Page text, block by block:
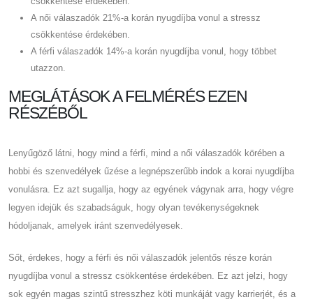
A női válaszadók 21%-a korán nyugdíjba vonul a stressz
csökkentése érdekében.
A férfi válaszadók 14%-a korán nyugdíjba vonul, hogy többet
utazzon.
MEGLÁTÁSOK A FELMÉRÉS EZEN
RÉSZÉBŐL
Lenyűgöző látni, hogy mind a férfi, mind a női válaszadók körében a
hobbi és szenvedélyek űzése a legnépszerűbb indok a korai nyugdíjba
vonulásra. Ez azt sugallja, hogy az egyének vágynak arra, hogy végre
legyen idejük és szabadságuk, hogy olyan tevékenységeknek
hódoljanak, amelyek iránt szenvedélyesek.
Sőt, érdekes, hogy a férfi és női válaszadók jelentős része korán
nyugdíjba vonul a stressz csökkentése érdekében. Ez azt jelzi, hogy
sok egyén magas szintű stresszhez köti munkáját vagy karrierjét, és a